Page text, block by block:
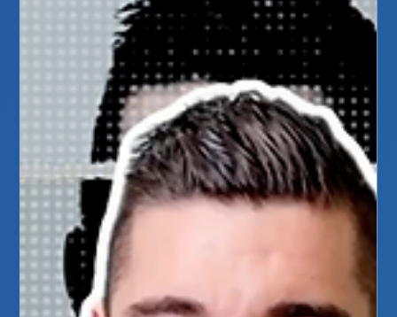
l'avez peut-être remarqué en poussant la porte de notre
centre… Physiosport Rocourt a fait peau neuve ! Nouvelles
peintures, nouvelle décoration, nouvelle ambiance. Mais ces
changements esthétiques se cachent une réflexion bien plus
profonde : chaque couleur, chaque détail a été choisi pour
refléter nos valeurs et notre philosophie de soin. Laissez-
nous vous ex